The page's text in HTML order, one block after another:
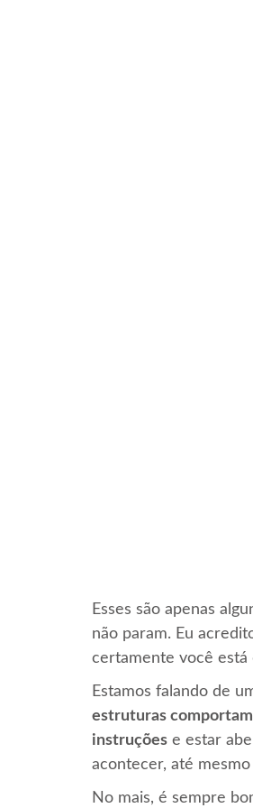
Esses são apenas
não param. Eu
certamente você está
Estamos falando de
estruturas
instruções e estar
acontecer, até
No mais, é sempre